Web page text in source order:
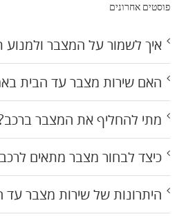
פוסטים אחרונים
איך לשמור על המצבר ולמנוע
האם שירות מצבר עד הבית
מתי להחליף את המצבר
כיצד לבחור מצבר מתאים
היתרונות של שירות מצבר עד